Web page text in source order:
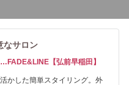
なサロン
【弘前早稲田】
かした簡単スタイリング。外